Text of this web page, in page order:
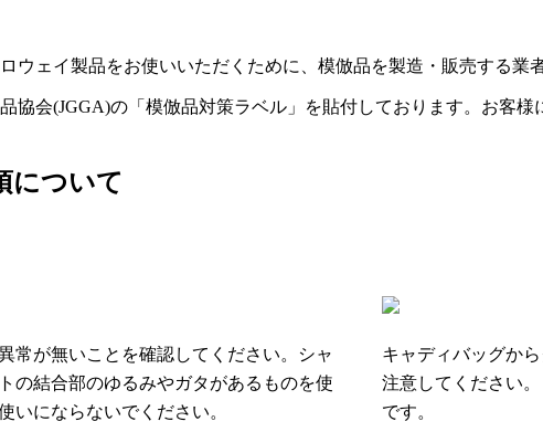
ウェイ製品をお使いいただくために、模倣品を製造・販売する業
協会(JGGA)の「模倣品対策ラベル」を貼付しております。お客
について
常が無いことを確認してください。シャ
の結合部のゆるみやガタがあるものを使
いにならないでください。
キャディバッグか
注意してください
です。